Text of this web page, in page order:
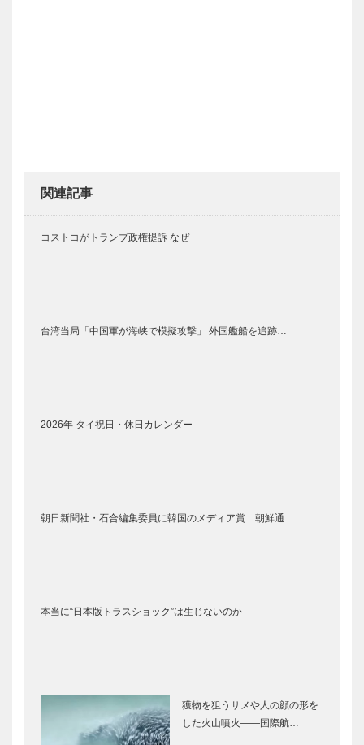
関連記事
コストコがトランプ政権提訴 なぜ
台湾当局「中国軍が海峡で模擬攻撃」 外国艦船を追跡…
2026年 タイ祝日・休日カレンダー
朝日新聞社・石合編集委員に韓国のメディア賞 朝鮮通…
本当に“日本版トラスショック”は生じないのか
獲物を狙うサメや人の顔の形を
した火山噴火――国際航…